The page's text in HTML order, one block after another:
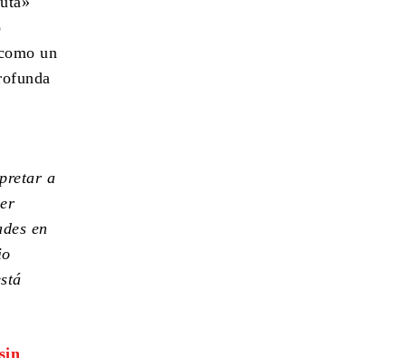
un
a
en